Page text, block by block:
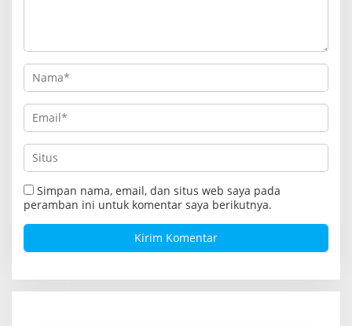
Simpan nama, email, dan situs web saya pada
peramban ini untuk komentar saya berikutnya.